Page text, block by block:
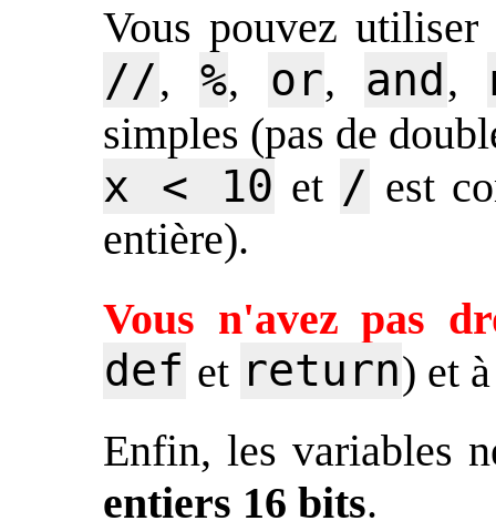
Vous pouvez
//, %, or, and,
simples (pas de
x < 10 et / est
entière).
Vous n'avez pas
def et return) et
Enfin, les variables
entiers 16 bits.